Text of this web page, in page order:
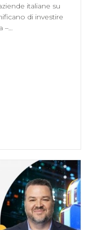
italiane su
di investire
–…